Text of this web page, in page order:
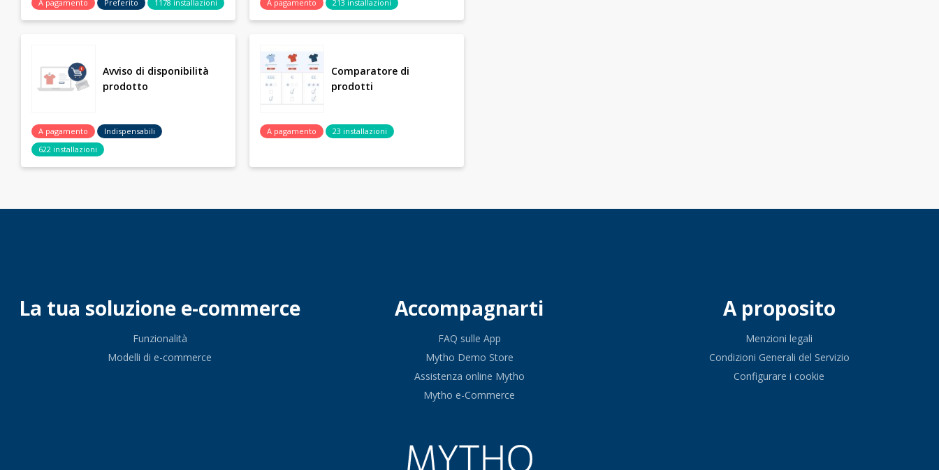
A pagamento Preferito 1178 installazioni A pagamento 213 installazioni
Avviso di disponibilità
prodotto
A pagamento
Indispensabili
622 installazioni
Comparatore di
prodotti
A pagamento 23 installazioni
La tua soluzione e-commerce
Funzionalità
Modelli di e-commerce
Accompagnarti
FAQ sulle App
Mytho Demo Store
Assistenza online Mytho
Mytho e-Commerce
A proposito
Menzioni legali
Condizioni Generali del Servizio
Configurare i cookie